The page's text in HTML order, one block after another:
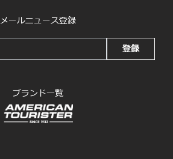
メールニュース登録
登録
ブランド一覧